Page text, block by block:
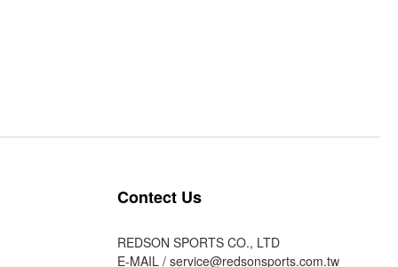
Contect Us
REDSON SPORTS CO., LTD
E-MAIL / service@redsonsports.com.tw